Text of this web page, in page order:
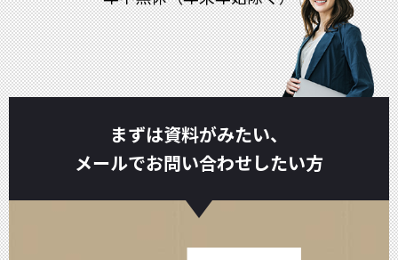
まずは資料がみたい、
メールでお問い合わせしたい方